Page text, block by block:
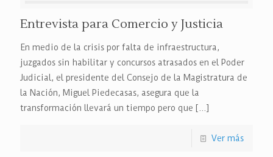
Entrevista para Comercio y Justicia
En medio de la crisis por falta de infraestructura,
juzgados sin habilitar y concursos atrasados en el Poder
Judicial, el presidente del Consejo de la Magistratura de
la Nación, Miguel Piedecasas, asegura que la
transformación llevará un tiempo pero que […]
Ver más